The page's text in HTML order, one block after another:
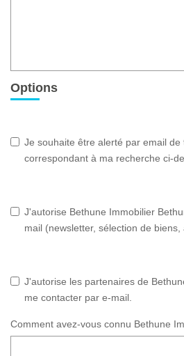
Options
Je souhaite être alerté par email de
correspondant à ma recherche ci-
J'autorise Bethune Immobilier
mail (newsletter, sélection de biens,
J'autorise les partenaires de
me contacter par e-mail.
Comment avez-vous connu Bethune